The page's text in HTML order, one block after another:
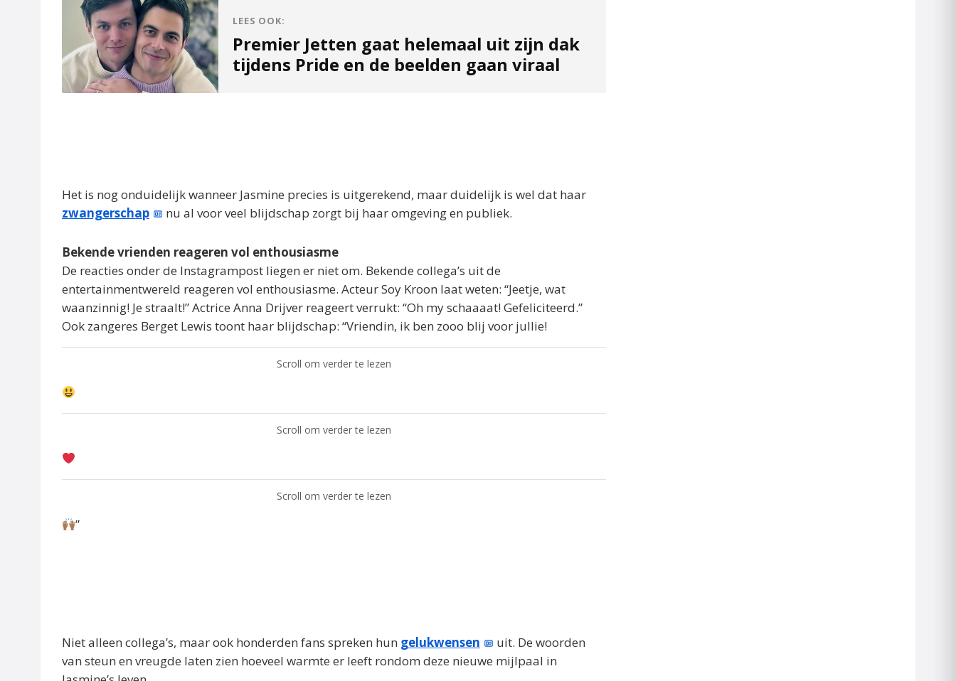
LEES OOK:
Premier Jetten gaat helemaal uit zijn dak
tijdens Pride en de beelden gaan viraal
Het is nog onduidelijk wanneer Jasmine precies is uitgerekend, maar duidelijk is wel dat haar
zwangerschap
nu al voor veel blijdschap zorgt bij haar omgeving en publiek.
Bekende vrienden reageren vol enthousiasme
De reacties onder de Instagrampost liegen er niet om. Bekende collega’s uit de
entertainmentwereld reageren vol enthousiasme. Acteur Soy Kroon laat weten: “Jeetje, wat
waanzinnig! Je straalt!” Actrice Anna Drijver reageert verrukt: “Oh my schaaaat! Gefeliciteerd.”
Ook zangeres Berget Lewis toont haar blijdschap: “Vriendin, ik ben zooo blij voor jullie!
Scroll om verder te lezen
Scroll om verder te lezen
Scroll om verder te lezen
”
Niet alleen collega’s, maar ook honderden fans spreken hun gelukwensen
uit. De woorden
van steun en vreugde laten zien hoeveel warmte er leeft rondom deze nieuwe mijlpaal in